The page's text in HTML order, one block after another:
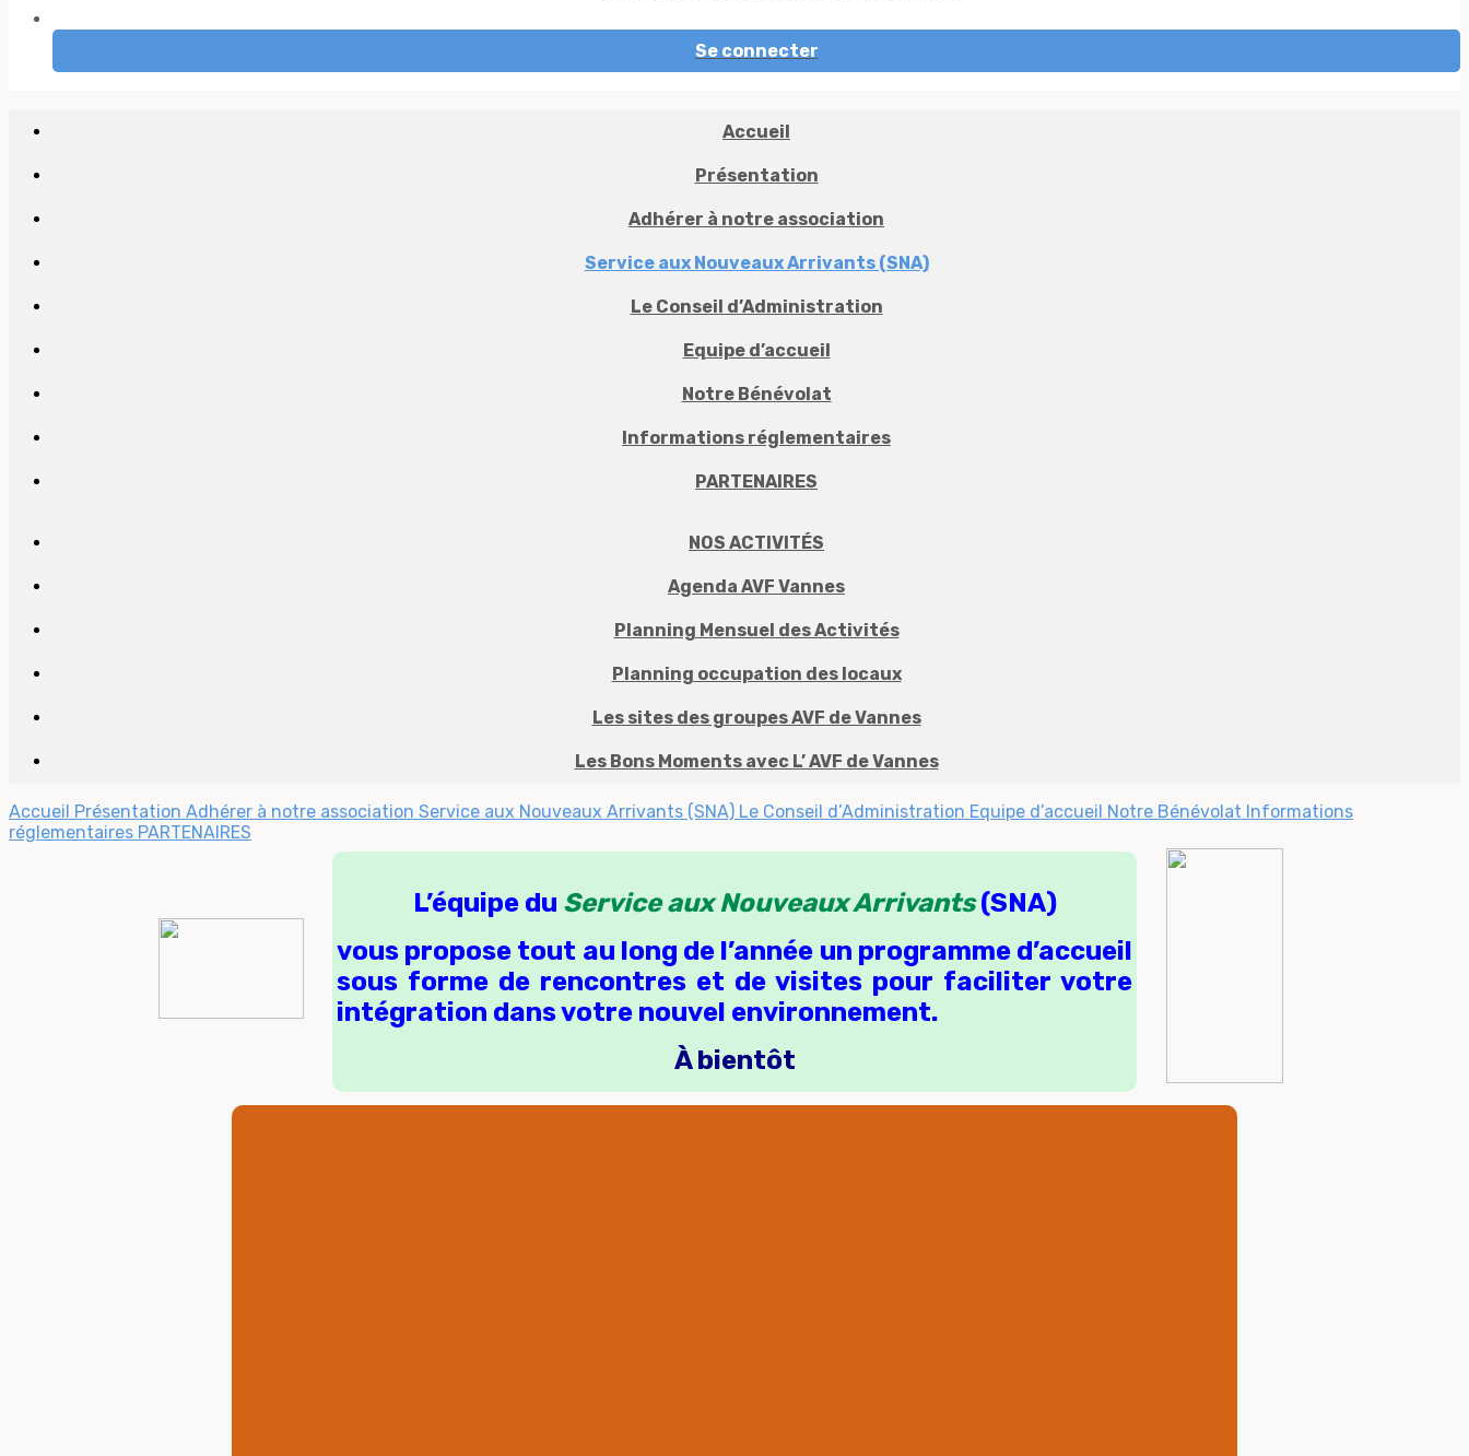
Se connecter
Accueil
Présentation
Adhérer à notre association
Service aux Nouveaux Arrivants (SNA)
Le Conseil d’Administration
Equipe d’accueil
Notre Bénévolat
Informations réglementaires
PARTENAIRES
NOS ACTIVITÉS
Agenda AVF Vannes
Planning Mensuel des Activités
Planning occupation des locaux
Les sites des groupes AVF de Vannes
Les Bons Moments avec L’ AVF de Vannes
Accueil Présentation Adhérer à notre association Service aux Nouveaux Arrivants (SNA) Le Conseil d’Administration Equipe d’accueil Notre Bénévolat Informations
réglementaires PARTENAIRES
L’équipe du Service aux Nouveaux Arrivants(SNA)
vous propose tout au long de l’année un programme d’accueil
sous forme de rencontres et de visites pour faciliter votre
intégration dans votre nouvel environnement.
À bientôt